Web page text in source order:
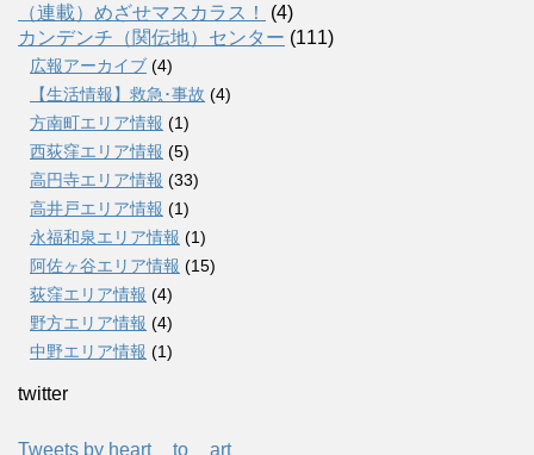
（連載）めざせマスカラス！
(4)
カンデンチ（関伝地）センター (111)
広報アーカイブ (4)
【生活情報】救急･事故 (4)
方南町エリア情報 (1)
西荻窪エリア情報 (5)
高円寺エリア情報 (33)
高井戸エリア情報 (1)
永福和泉エリア情報 (1)
阿佐ヶ谷エリア情報 (15)
荻窪エリア情報 (4)
野方エリア情報 (4)
中野エリア情報 (1)
twitter
Tweets by heart__to__art